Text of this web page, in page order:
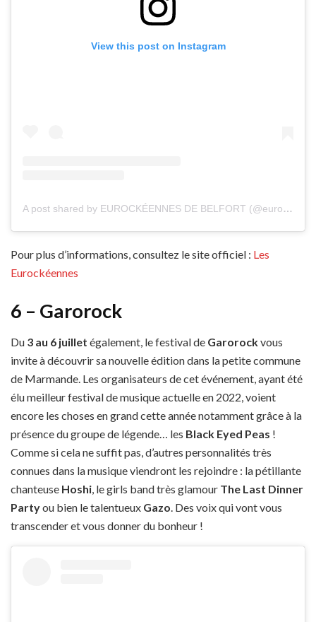
View this post on Instagram
A post shared by EUROCKÉENNES DE BELFORT (@eurockeennes)
Pour plus d’informations, consultez le site officiel : Les
Eurockéennes
6 – Garorock
Du 3 au 6 juillet également, le festival de Garorockvous
invite à découvrir sa nouvelle édition dans la petite commune
de Marmande. Les organisateurs de cet événement, ayant été
élu meilleur festival de musique actuelle en 2022, voient
encore les choses en grand cette année notamment grâce à la
présence du groupe de légende… les Black Eyed Peas !
Comme si cela ne suffit pas, d’autres personnalités très
connues dans la musique viendront les rejoindre : la pétillante
chanteuse Hoshi, le girls band très glamour The Last Dinner
Partyou bien le talentueux Gazo. Des voix qui vont vous
transcender et vous donner du bonheur !